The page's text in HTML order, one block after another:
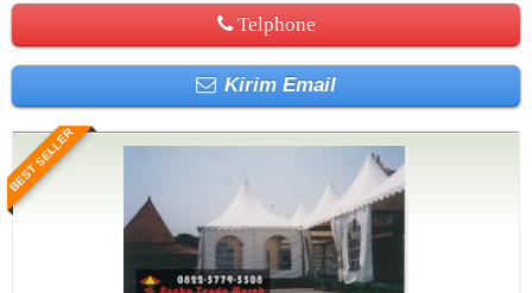
Telphone
Kirim Email
BEST SELLER